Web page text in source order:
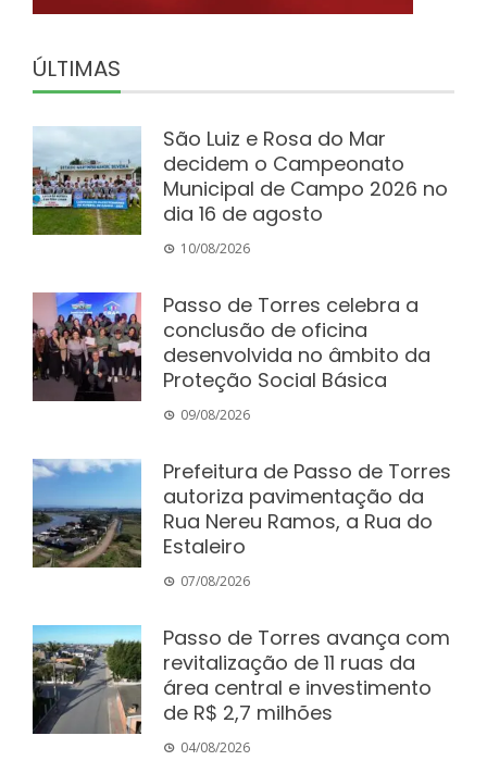
ÚLTIMAS
São Luiz e Rosa do Mar
decidem o Campeonato
Municipal de Campo 2026 no
dia 16 de agosto
10/08/2026
Passo de Torres celebra a
conclusão de oficina
desenvolvida no âmbito da
Proteção Social Básica
09/08/2026
Prefeitura de Passo de Torres
autoriza pavimentação da
Rua Nereu Ramos, a Rua do
Estaleiro
07/08/2026
Passo de Torres avança com
revitalização de 11 ruas da
área central e investimento
de R$ 2,7 milhões
04/08/2026